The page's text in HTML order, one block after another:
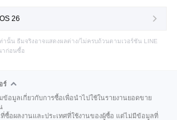
26
านั้น ธีมจริงอาจแสดงผลต่าง/ไม่ครบถ้วนตามเวอร์ชัน LINE
าก่อนซื้อ
ร์
มข้อมูลเกี่ยวกับการซื้อเพื่อนำไปใช้ในรายงานยอดขาย
ซื้อผลงานและประเทศที่ใช้งานของผู้ซื้อ แต่ไม่มีข้อมูลที่